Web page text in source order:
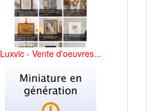
Luxvic - Vente d'oeuvres...